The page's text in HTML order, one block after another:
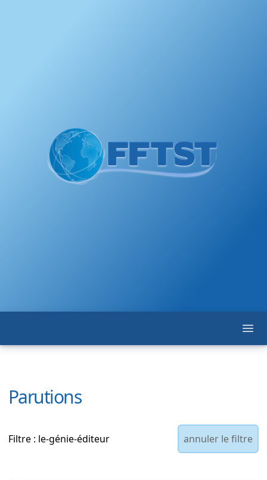
Parutions
Filtre : le-génie-éditeur annuler le filtre